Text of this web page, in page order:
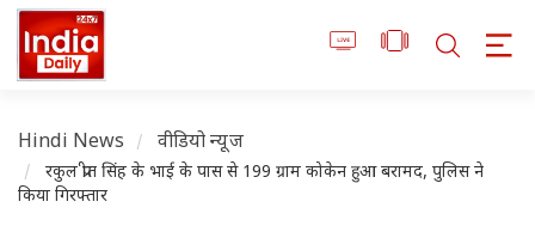
Hindi News वीडियो न्यूज
रकुल प्रीत सिंह के भाई के पास से 199 ग्राम कोकेन हुआ बरामद, पुलिस ने
किया गिरफ्तार